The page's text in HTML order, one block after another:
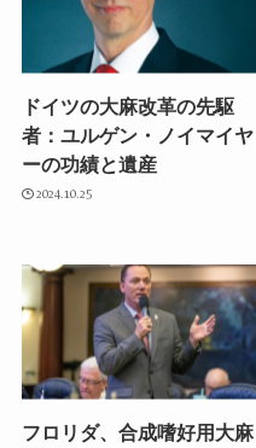
ドイツの大麻改革の先駆
者：ユルゲン・ノイマイヤ
ーの功績と遺産
2024.10.25
フロリダ、合成嗜好用大麻